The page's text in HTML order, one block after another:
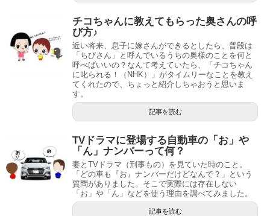
チコちゃんに教えてもらった奥さんの呼
び方♪
近い将来、息子に嫁さんができるとしたら、普段は
「ちびさん」と呼んでいるうちの奥様のことを何と
呼べばいいの？なんて考えていたら、「チコちゃん
に叱られる！（NHK）」がタイムリーなことを教え
てくれたので、ちょっと紹介しちゃおうと思いま
す。
記事を読む
TVドラマに登場する自動車の「お」や
「ん」ナンバーって何？
妻とTVドラマ（刑事もの）を見ていた時のこと。
「どの車も『お』ナンバーだけどなんで？」という
質問がありました。そこで実際には存在しない
「お」や「ん」などを使う理由を調べてみました。
記事を読む